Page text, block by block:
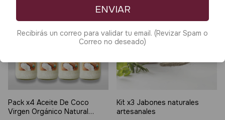
Pack x4 Aceite De Coco
Virgen Orgánico Natural
Kit x3 Jabones naturales
artesanales
ENVIAR
Recibirás un correo para validar tu email. (Revizar Spam o
Correo no deseado)